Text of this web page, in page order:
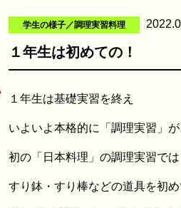
学生の様子／調理実習料理
１年生は初めての！
１年生は基礎実習を終え
いよいよ本格的に「調理実習」が
初の「日本料理」の調理実習では
すり鉢・すり棒などの道具を初め